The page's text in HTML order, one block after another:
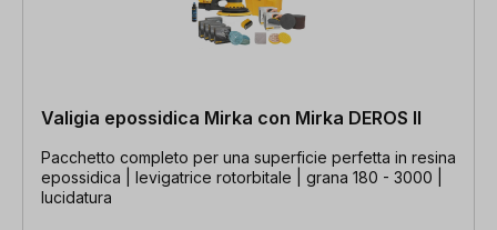
Valigia epossidica Mirka con Mirka DEROS II
Pacchetto completo per una superficie perfetta in resina
epossidica | levigatrice rotorbitale | grana 180 - 3000 |
lucidatura